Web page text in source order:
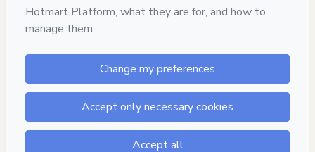
has no responsibility for the content and/or control over it; (ii)
agree to Hotmart’s
accompanied by a legal guardian.
Learn more about your purchasehere.
Hotmart ©2026- All rights reserved
2026-08-06T22:58:30.374Z REF.